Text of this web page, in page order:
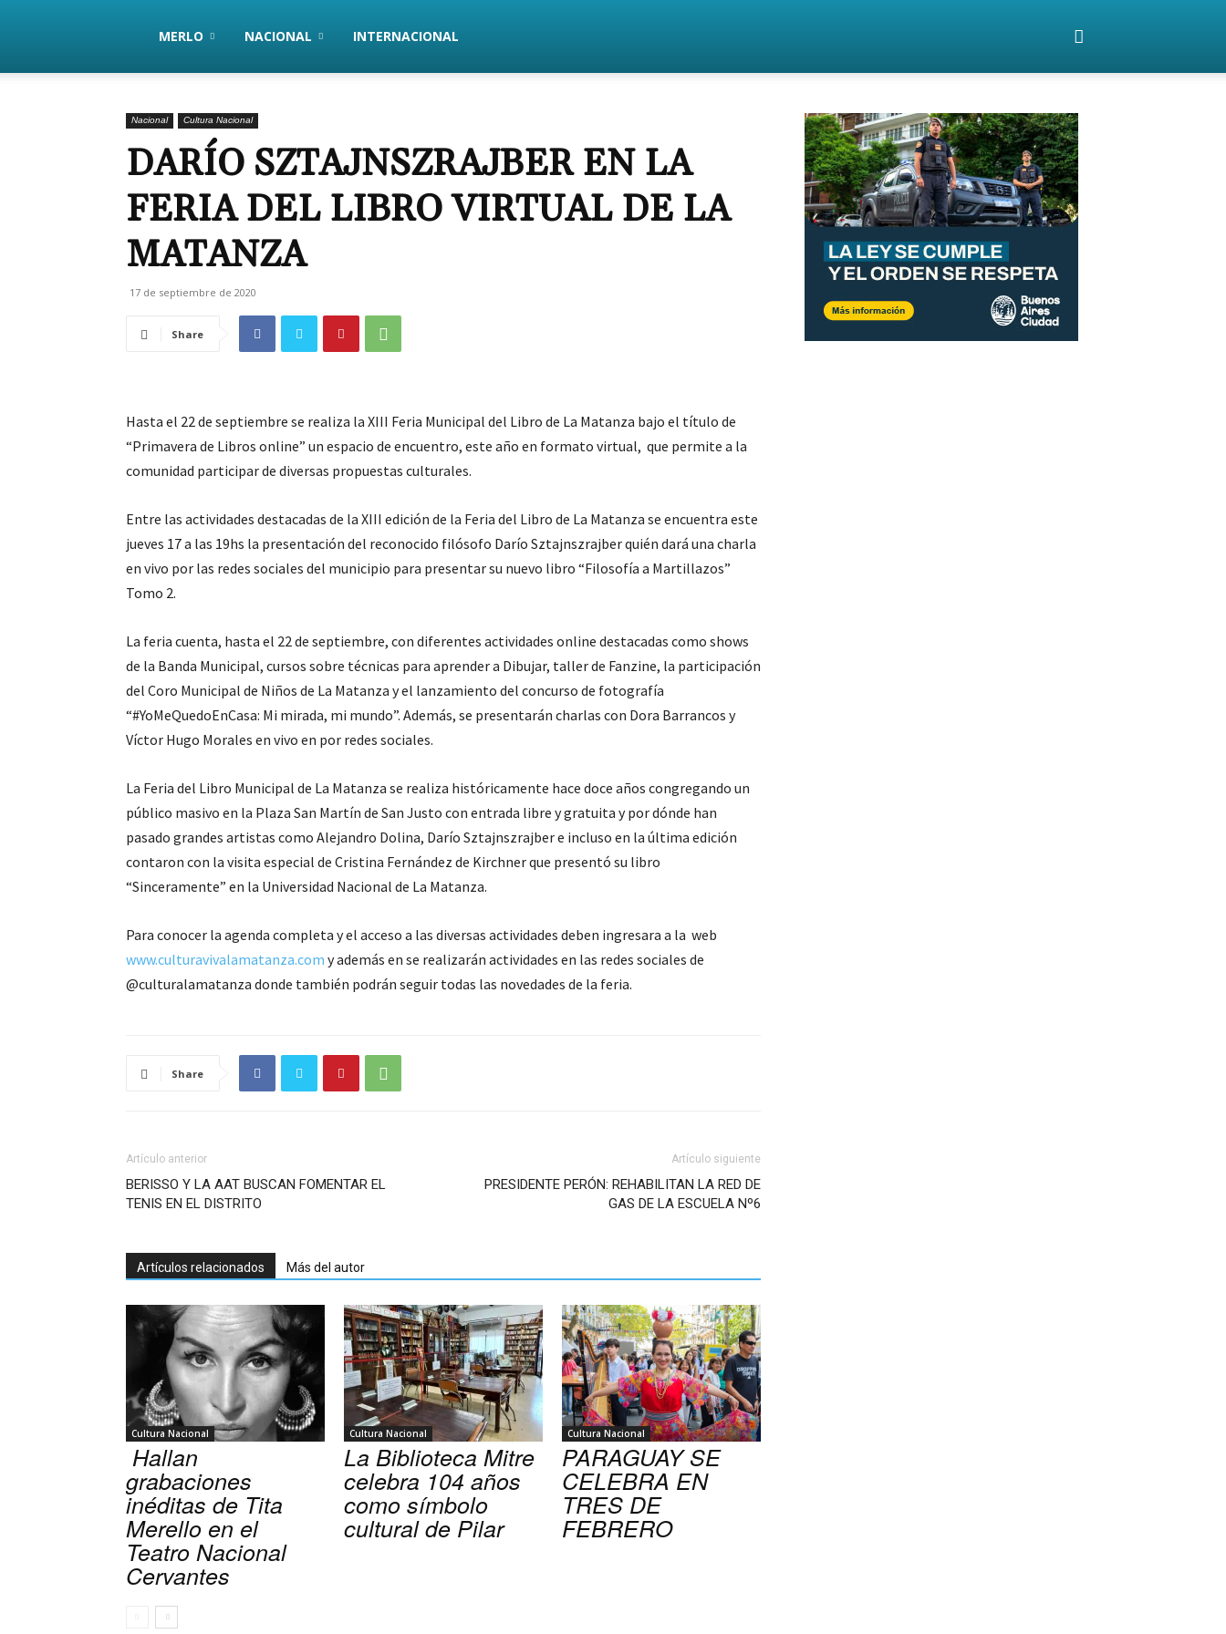
PanoramaHoy
MERLO NACIONAL INTERNACIONAL
Nacional Cultura Nacional
DARÍO SZTAJNSZRAJBER EN LA
FERIA DEL LIBRO VIRTUAL DE LA
MATANZA
17 de septiembre de 2020
Share
Hasta el 22 de septiembre se realiza la XIII Feria Municipal del Libro de La Matanza bajo el título de
“Primavera de Libros online” un espacio de encuentro, este año en formato virtual, que permite a la
comunidad participar de diversas propuestas culturales.
Entre las actividades destacadas de la XIII edición de la Feria del Libro de La Matanza se encuentra este
jueves 17 a las 19hs la presentación del reconocido filósofo Darío Sztajnszrajber quién dará una charla
en vivo por las redes sociales del municipio para presentar su nuevo libro “Filosofía a Martillazos” ​
Tomo 2.
La feria cuenta, hasta el 22 de septiembre, con diferentes actividades online destacadas como shows
de la Banda Municipal, cursos sobre técnicas para aprender a Dibujar, taller de Fanzine, la participación
del Coro Municipal de Niños de La Matanza y el lanzamiento del concurso de fotografía
“#YoMeQuedoEnCasa: Mi mirada, mi mundo”. Además, se presentarán charlas con Dora Barrancos y
Víctor Hugo Morales en vivo en por redes sociales.
La Feria del Libro Municipal de La Matanza se realiza históricamente hace doce años congregando un
público masivo en la Plaza San Martín de San Justo con entrada libre y gratuita y por dónde han
pasado grandes artistas como Alejandro Dolina, Darío Sztajnszrajber e incluso en la última edición
contaron con la visita especial de Cristina Fernández de Kirchner que presentó su libro
“Sinceramente” en la Universidad Nacional de La Matanza.
Para conocer la agenda completa y el acceso a las diversas actividades deben ingresara a la web
www.culturavivalamatanza.com y además en se realizarán actividades en las redes sociales de
@culturalamatanza donde también podrán seguir todas las novedades de la feria.
Share
Artículo anterior
BERISSO Y LA AAT BUSCAN FOMENTAR EL
TENIS EN EL DISTRITO
Artículo siguiente
PRESIDENTE PERÓN: REHABILITAN LA RED DE
GAS DE LA ESCUELA Nº6
Artículos relacionados Más del autor
Cultura Nacional
Hallan
grabaciones
inéditas de Tita
Merello en el
Teatro Nacional
Cervantes
Cultura Nacional
La Biblioteca Mitre
celebra 104 años
como símbolo
cultural de Pilar
Cultura Nacional
PARAGUAY SE
CELEBRA EN
TRES DE
FEBRERO